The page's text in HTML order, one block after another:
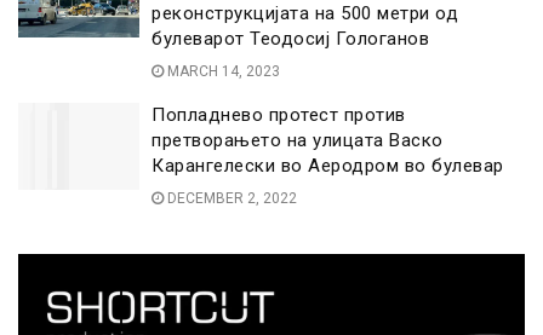
реконструкцијата на 500 метри од
булеварот Теодосиј Гологанов
MARCH 14, 2023
Попладнево протест против
претворањето на улицата Васко
Карангелески во Аеродром во булевар
DECEMBER 2, 2022